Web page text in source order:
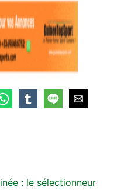
: le sélectionneur